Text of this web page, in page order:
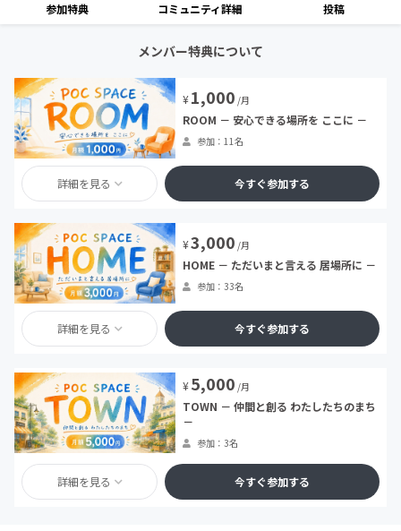
参加特典 コミュニティ詳細 投稿
メンバー特典について
¥1,000 /月
ROOM － 安心できる場所を ここに －
参加：11名
詳細を見る 今すぐ参加する
¥3,000 /月
HOME － ただいまと言える 居場所に －
参加：33名
詳細を見る 今すぐ参加する
¥5,000 /月
TOWN － 仲間と創る わたしたちのまち
－
参加：3名
詳細を見る 今すぐ参加する